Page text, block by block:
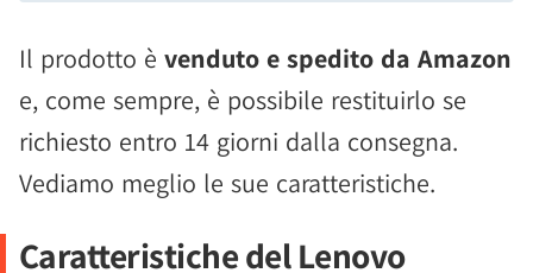
Il prodotto è venduto e spedito da Amazon
e, come sempre, è possibile restituirlo se
richiesto entro 14 giorni dalla consegna.
Vediamo meglio le sue caratteristiche.
Caratteristiche del Lenovo